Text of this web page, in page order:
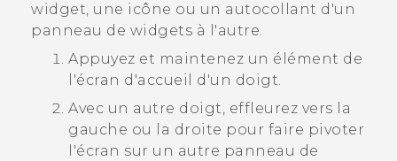
Appareils HTC & Accessoires
Connexion
widget, une icône ou un autocollant d'un
panneau de widgets à l'autre.
Appuyez et maintenez un élément de
l'écran d'accueil d'un doigt.
Avec un autre doigt, effleurez vers la
gauche ou la droite pour faire pivoter
l'écran sur un autre panneau de